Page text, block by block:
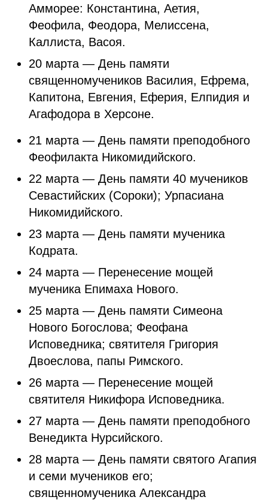
Амморее: Константина, Аетия,
Феофила, Феодора, Мелиссена,
Каллиста, Васоя.
20 марта — День памяти
священномучеников Василия, Ефрема,
Капитона, Евгения, Еферия, Елпидия и
Агафодора в Херсоне.
21 марта — День памяти преподобного
Феофилакта Никомидийского.
22 марта — День памяти 40 мучеников
Севастийских (Сороки); Урпасиана
Никомидийского.
23 марта — День памяти мученика
Кодрата.
24 марта — Перенесение мощей
мученика Епимаха Нового.
25 марта — День памяти Симеона
Нового Богослова; Феофана
Исповедника; святителя Григория
Двоеслова, папы Римского.
26 марта — Перенесение мощей
святителя Никифора Исповедника.
27 марта — День памяти преподобного
Венедикта Нурсийского.
28 марта — День памяти святого Агапия
и семи мучеников его;
священномученика Александра